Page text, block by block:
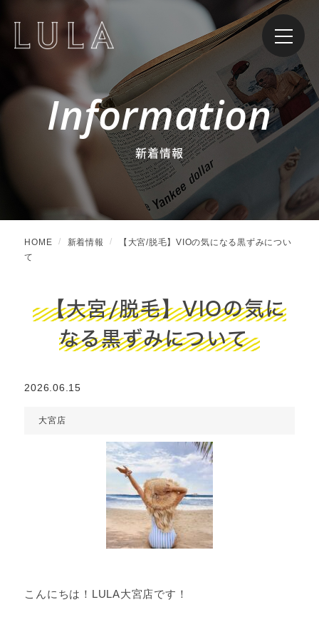
Information
新着情報
HOME 新着情報
【大宮/脱毛】VIOの気になる黒ずみについ
て
【大宮/脱毛】VIOの気に
なる黒ずみについて
2026.06.15
大宮店
こんにちは！LULA大宮店です！